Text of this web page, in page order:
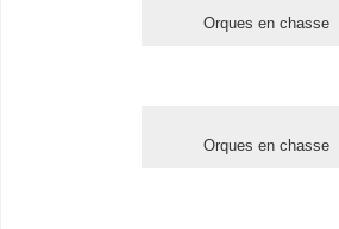
Orques en chasse
Orques en chasse